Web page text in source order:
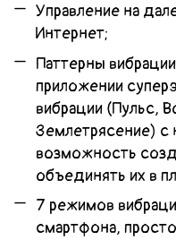
Управление на
Интернет;
Паттерны
приложении
вибрации (Пульс,
Землетрясение) с
возможность
объединять их в
7 режимов
смартфона,